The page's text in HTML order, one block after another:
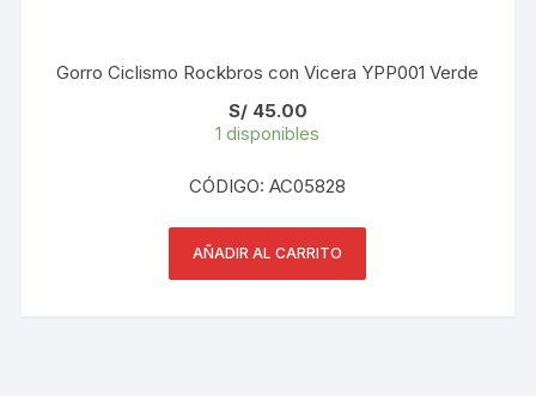
Gorro Ciclismo Rockbros con Vicera YPP001 Verde
S/45.00
1 disponibles
CÓDIGO: AC05828
AÑADIR AL CARRITO